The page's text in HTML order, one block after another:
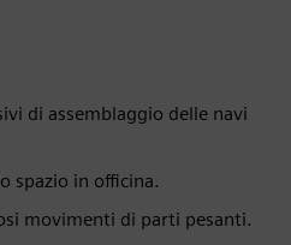
di assemblaggio delle navi
spazio in officina.
movimenti di parti pesanti.